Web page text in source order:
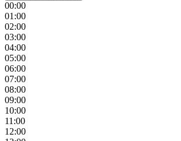
00:00
01:00
02:00
03:00
04:00
05:00
06:00
07:00
08:00
09:00
10:00
11:00
12:00